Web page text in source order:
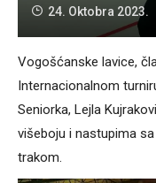
24. Oktobra 2023.
Vogošćanske lavice,
Internacionalnom
Seniorka, Lejla
višeboju i nastupima
trakom.